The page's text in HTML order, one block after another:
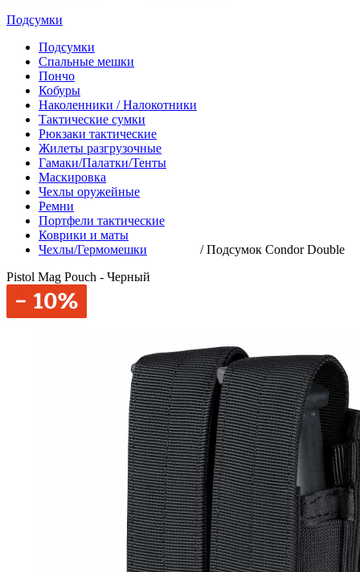
Подсумки
Подсумки
Спальные мешки
Пончо
Кобуры
Наколенники / Налокотники
Тактические сумки
Рюкзаки тактические
Жилеты разгрузочные
Гамаки/Палатки/Тенты
Маскировка
Чехлы оружейные
Ремни
Портфели тактические
Коврики и маты
Чехлы/Гермомешки
/Подсумок Condor Double
Pistol Mag Pouch - Черный